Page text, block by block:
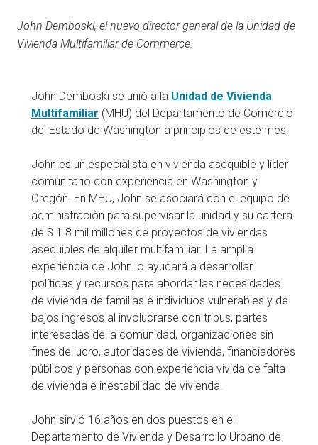
John Demboski, el nuevo director general de la Unidad de
Vivienda Multifamiliar de Commerce.
John Demboski se unió a la Unidad de Vivienda
Multifamiliar (MHU) del Departamento de Comercio
del Estado de Washington a principios de este mes.
John es un especialista en vivienda asequible y líder
comunitario con experiencia en Washington y
Oregón. En MHU, John se asociará con el equipo de
administración para supervisar la unidad y su cartera
de $ 1.8 mil millones de proyectos de viviendas
asequibles de alquiler multifamiliar. La amplia
experiencia de John lo ayudará a desarrollar
políticas y recursos para abordar las necesidades
de vivienda de familias e individuos vulnerables y de
bajos ingresos al involucrarse con tribus, partes
interesadas de la comunidad, organizaciones sin
fines de lucro, autoridades de vivienda, financiadores
públicos y personas con experiencia vivida de falta
de vivienda e inestabilidad de vivienda.
John sirvió 16 años en dos puestos en el
Departamento de Vivienda y Desarrollo Urbano de